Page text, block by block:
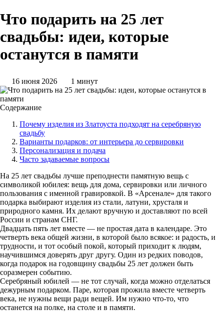
Что подарить на 25 лет
свадьбы: идеи, которые
останутся в памяти
16 июня 2026 1 минут
Содержание
Почему изделия из Златоуста подходят на серебряную
свадьбу
Варианты подарков: от интерьера до сервировки
Персонализация и подача
Часто задаваемые вопросы
На 25 лет свадьбы лучше преподнести памятную вещь с
символикой юбилея: вещь для дома, сервировки или личного
пользования с именной гравировкой. В «Арсенале» для такого
подарка выбирают изделия из стали, латуни, хрусталя и
природного камня. Их делают вручную и доставляют по всей
России и странам СНГ.
Двадцать пять лет вместе — не простая дата в календаре. Это
четверть века общей жизни, в которой было всякое: и радость, и
трудности, и тот особый покой, который приходит к людям,
научившимся доверять друг другу. Один из редких поводов,
когда подарок на годовщину свадьбы 25 лет должен быть
соразмерен событию.
Серебряный юбилей — не тот случай, когда можно отделаться
дежурным подарком. Паре, которая прожила вместе четверть
века, не нужны вещи ради вещей. Им нужно что-то, что
останется на полке, на столе и в памяти.